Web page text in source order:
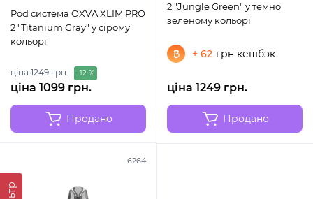
Pod система OXVA XLIM PRO
2 "Titanium Gray" у сірому
кольорі
ціна 1249 грн. -12 %
ціна 1099 грн.
Продано
2 "Jungle Green" у темно
зеленому кольорі
+ 62 грн кешбэк
ціна 1249 грн.
Продано
6264